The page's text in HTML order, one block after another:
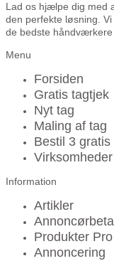
Lad os hjælpe dig med
den perfekte løsning.
de bedste håndværkere
Menu
Forsiden
Gratis tagtjek
Nyt tag
Maling af tag
Bestil 3 gratis
Virksomheder
Information
Artikler
Produkter
Annoncering